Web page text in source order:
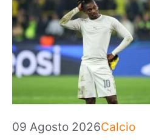
09 Agosto 2026Categorie
Calcio